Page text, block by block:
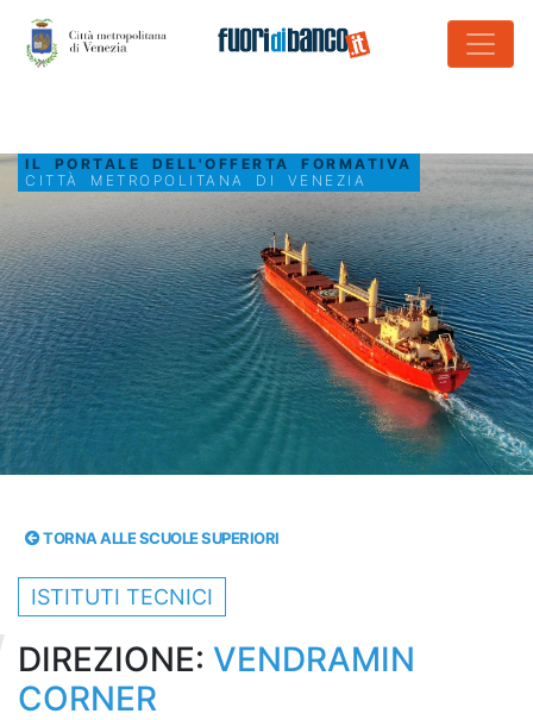
IL PORTALE DELL'OFFERTA FORMATIVA
CITTÀ METROPOLITANA DI VENEZIA
TORNA ALLE SCUOLE SUPERIORI
ISTITUTI TECNICI
DIREZIONE: VENDRAMIN
CORNER